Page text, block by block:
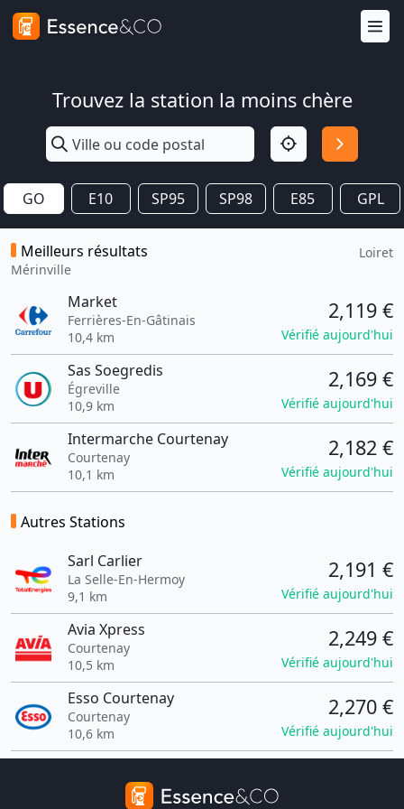
Trouvez la station la moins chère
GO E10 SP95 SP98 E85 GPL
Meilleurs résultats
Mérinville
Loiret
Market
Ferrières-En-Gâtinais
10,4 km
2,119 €
Vérifié aujourd'hui
Sas Soegredis
Égreville
10,9 km
2,169 €
Vérifié aujourd'hui
Intermarche Courtenay
Courtenay
10,1 km
2,182 €
Vérifié aujourd'hui
Autres Stations
Sarl Carlier
La Selle-En-Hermoy
9,1 km
2,191 €
Vérifié aujourd'hui
Avia Xpress
Courtenay
10,5 km
2,249 €
Vérifié aujourd'hui
Esso Courtenay
Courtenay
10,6 km
2,270 €
Vérifié aujourd'hui